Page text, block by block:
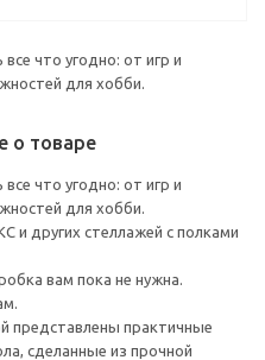
что угодно: от игр и
для хобби.
о товаре
что угодно: от игр и
для хобби.
других стеллажей с полками
вам пока не нужна.
представлены практичные
сделанные из прочной